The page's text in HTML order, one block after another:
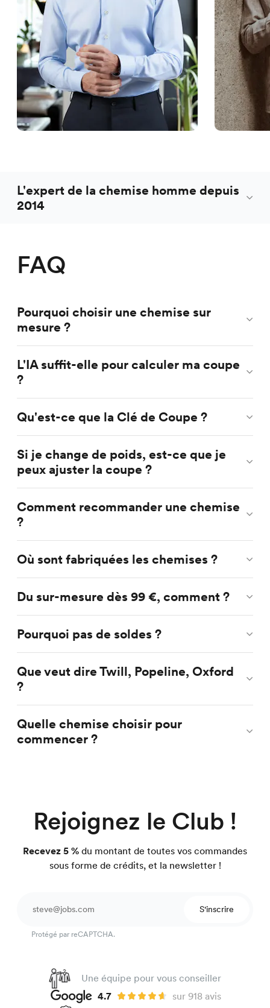
L'expert de la chemise homme depuis
2014
FAQ
Pourquoi choisir une chemise sur
mesure ?
L'IA suffit-elle pour calculer ma coupe
?
Qu'est-ce que la Clé de Coupe ?
Si je change de poids, est-ce que je
peux ajuster la coupe ?
Comment recommander une chemise
?
Où sont fabriquées les chemises ?
Du sur-mesure dès 99 €, comment ?
Pourquoi pas de soldes ?
Que veut dire Twill, Popeline, Oxford
?
Quelle chemise choisir pour
commencer ?
Rejoignez le Club !
Recevez 5 % du montant de toutes vos commandes
sous forme de crédits, et la newsletter !
S'inscrire
Protégé par reCAPTCHA.
Une équipe pour vous conseiller
4.7
sur 918 avis